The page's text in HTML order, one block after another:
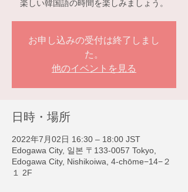
楽しい韓国語の時間を楽しみましょう。
お申し込みの受付は終了しまし
た。
他のイベントを見る
日時・場所
2022年7月02日 16:30 – 18:00 JST
Edogawa City, 일본 〒133-0057 Tokyo,
Edogawa City, Nishikoiwa, 4-chōme−14−２
１ 2F